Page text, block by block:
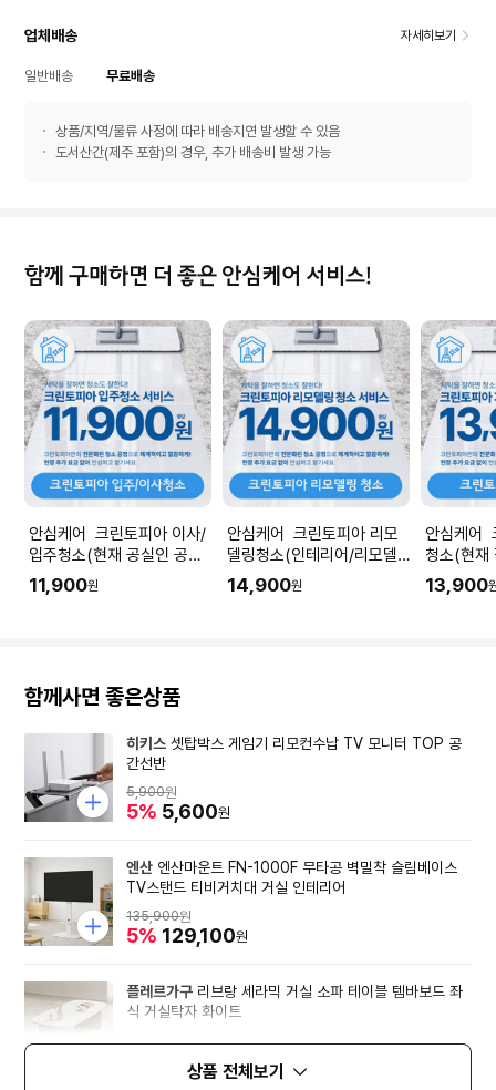
업체배송 자세히보기
일반배송 무료배송
상품/지역/물류 사정에 따라 배송지연 발생할 수 있음
도서산간(제주 포함)의 경우, 추가 배송비 발생 가능
함께 구매하면 더 좋은 안심케어 서비스!
안심케어 크린토피아 이사/
입주청소(현재 공실인 공간
청소) I 공간 평수에 맞춰 수
량을 입력해주세요.
11,900원
안심케어 크린토피아 리모
델링청소(인테리어/리모델
링 공사 직후) I 공간 평수에
맞춰 수량을 입력해주세요.
14,900원
안심케어
청소(현재
소) I 공간
을 입력해
13,900
함께사면 좋은상품
히키스 셋탑박스 게임기 리모컨수납 TV 모니터 TOP 공
간선반
5,900원
5% 5,600원
엔산 엔산마운트 FN-1000F 무타공 벽밀착 슬림베이스
TV스탠드 티비거치대 거실 인테리어
135,900원
5% 129,100원
플레르가구 리브랑 세라믹 거실 소파 테이블 템바보드 좌
식 거실탁자 화이트
339,000원
311,880 원
상품 전체보기